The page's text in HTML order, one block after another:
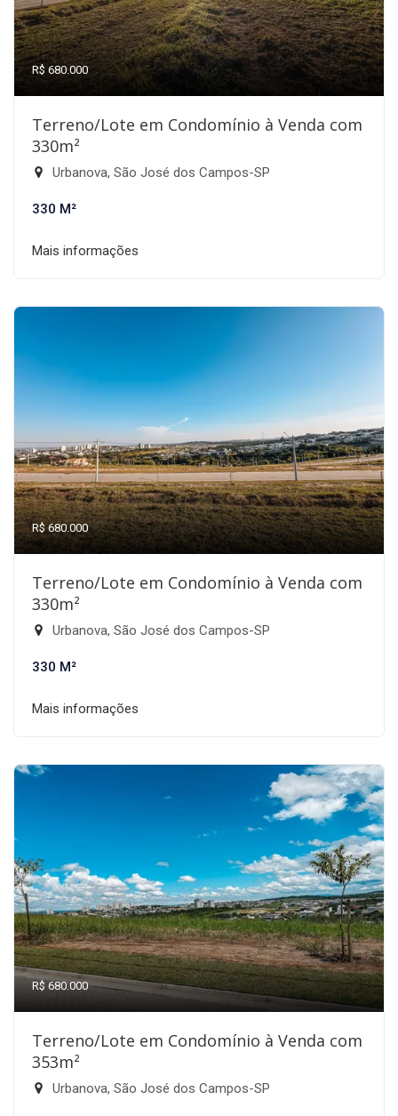
R$ 680.000
Terreno/Lote em Condomínio à Venda com
330m²
Urbanova, São José dos Campos-SP
330 M²
Mais informações
R$ 680.000
Terreno/Lote em Condomínio à Venda com
330m²
Urbanova, São José dos Campos-SP
330 M²
Mais informações
R$ 680.000
Terreno/Lote em Condomínio à Venda com
353m²
Urbanova, São José dos Campos-SP